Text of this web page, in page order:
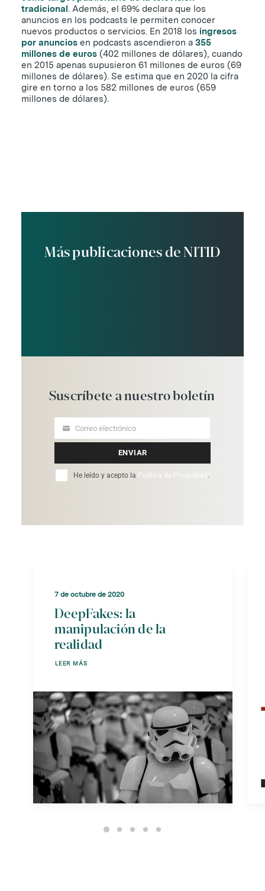
tradicional. Además, el 69% declara que los
anuncios en los podcasts le permiten conocer
nuevos productos o servicios. En 2018 los ingresos
por anuncios en podcasts ascendieron a 355
millones de euros (402 millones de dólares), cuando
en 2015 apenas supusieron 61 millones de euros (69
millones de dólares). Se estima que en 2020 la cifra
gire en torno a los 582 millones de euros (659
millones de dólares).
Más publicaciones de NITID
Suscríbete a nuestroboletín
Your
Correo electrónico
ENVIAR
He leído y acepto la Política de Privacidad .
7 de octubre de 2020
DeepFakes: la
manipulación de la
realidad
LEER MÁS